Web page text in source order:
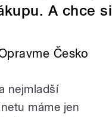
A chce si
Česko
nejmladší
máme jen